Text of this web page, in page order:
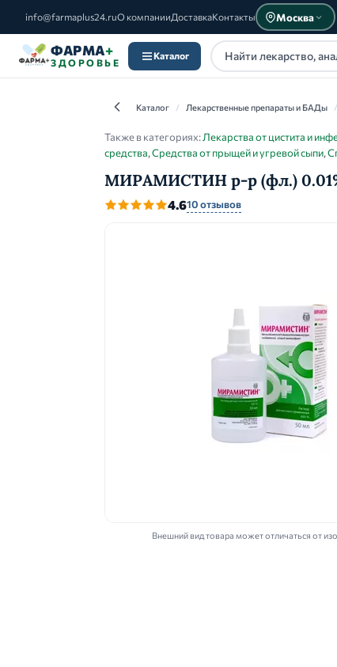
info@farmaplus24.ruО компанииДоставкаКонтакты Москва
ФАРМА+
ЗДОРОВЬЕ
Каталог
Каталог / Лекарственные препараты и БАДы /
Также в категориях:Лекарства от цистита и
средства,Средства от прыщей и угревой сыпи,
МИРАМИСТИН р-р (фл.)
4.610 отзывов
Внешний вид товара может отличаться от